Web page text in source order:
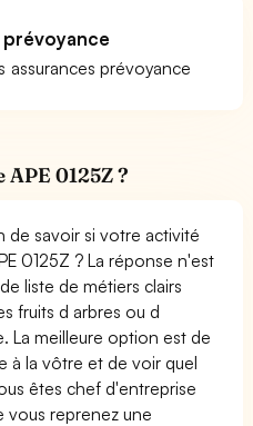
prévoyance
assurances prévoyance
APE 0125Z ?
de savoir si votre activité
0125Z ? La réponse n'est
liste de métiers clairs
fruits d arbres ou d
La meilleure option est de
à la vôtre et de voir quel
êtes chef d'entreprise
vous reprenez une